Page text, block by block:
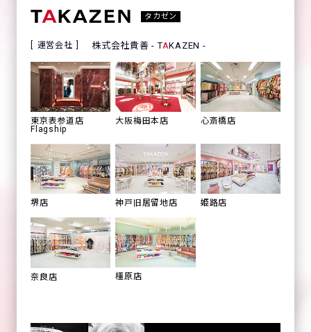
タカゼン
運営会社 株式会社貴善 - TAKAZEN -
東京表参道店
Flagship
大阪梅田本店 心斎橋店
堺店 神戸旧居留地店 姫路店
奈良店 橿原店